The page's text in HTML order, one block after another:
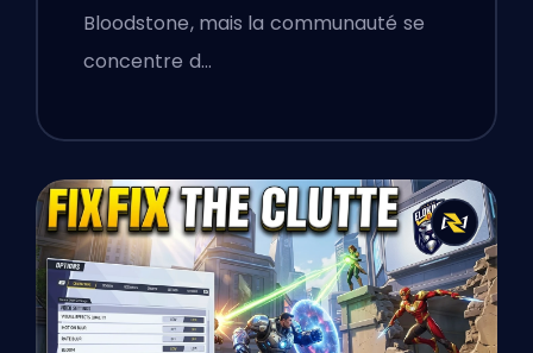
Monsters Take Manhattan
Bloodstone, mais la communauté se
concentre d…